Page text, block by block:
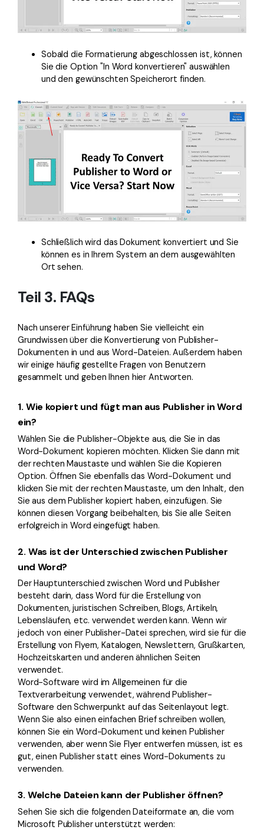
Sobald die Formatierung abgeschlossen ist, können
Sie die Option "In Word konvertieren" auswählen
und den gewünschten Speicherort finden.
Schließlich wird das Dokument konvertiert und Sie
können es in Ihrem System an dem ausgewählten
Ort sehen.
Teil 3. FAQs
Nach unserer Einführung haben Sie vielleicht ein
Grundwissen über die Konvertierung von Publisher-
Dokumenten in und aus Word-Dateien. Außerdem haben
wir einige häufig gestellte Fragen von Benutzern
gesammelt und geben Ihnen hier Antworten.
1. Wie kopiert und fügt man aus Publisher in Word
ein?
Wählen Sie die Publisher-Objekte aus, die Sie in das
Word-Dokument kopieren möchten. Klicken Sie dann mit
der rechten Maustaste und wählen Sie die Kopieren
Option. Öffnen Sie ebenfalls das Word-Dokument und
klicken Sie mit der rechten Maustaste, um den Inhalt, den
Sie aus dem Publisher kopiert haben, einzufügen. Sie
können diesen Vorgang beibehalten, bis Sie alle Seiten
erfolgreich in Word eingefügt haben.
2. Was ist der Unterschied zwischen Publisher
und Word?
Der Hauptunterschied zwischen Word und Publisher
besteht darin, dass Word für die Erstellung von
Dokumenten, juristischen Schreiben, Blogs, Artikeln,
Lebensläufen, etc. verwendet werden kann. Wenn wir
jedoch von einer Publisher-Datei sprechen, wird sie für die
Erstellung von Flyern, Katalogen, Newslettern, Grußkarten,
Hochzeitskarten und anderen ähnlichen Seiten
verwendet.
Word-Software wird im Allgemeinen für die
Textverarbeitung verwendet, während Publisher-
Software den Schwerpunkt auf das Seitenlayout legt.
Wenn Sie also einen einfachen Brief schreiben wollen,
können Sie ein Word-Dokument und keinen Publisher
verwenden, aber wenn Sie Flyer entwerfen müssen, ist es
gut, einen Publisher statt eines Word-Dokuments zu
verwenden.
3. Welche Dateien kann der Publisher öffnen?
Sehen Sie sich die folgenden Dateiformate an, die vom
Microsoft Publisher unterstützt werden: